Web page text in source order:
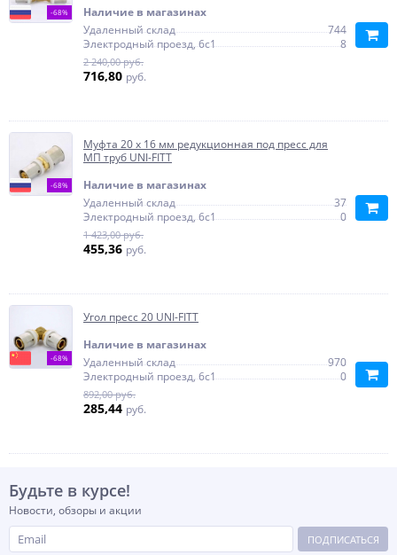
-68%
Наличие в магазинах
Удаленный склад
744
Электродный проезд, 6с1
8
2 240,00 руб.
716,80 руб.
-68%
Муфта 20 x 16 мм редукционная под пресс для
МП труб UNI-FITT
Наличие в магазинах
Удаленный склад
37
Электродный проезд, 6с1
0
1 423,00 руб.
455,36 руб.
-68%
Угол пресс 20 UNI-FITT
Наличие в магазинах
Удаленный склад
970
Электродный проезд, 6с1
0
892,00 руб.
285,44 руб.
Будьте в курсе!
Новости, обзоры и акции
ПОДПИСАТЬСЯ